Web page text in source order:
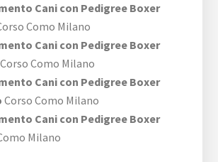
Cani con Pedigree Boxer
Como Milano
Cani con Pedigree Boxer
Corso Como Milano
Cani con Pedigree Boxer
Corso Como Milano
Cani con Pedigree Boxer
Milano